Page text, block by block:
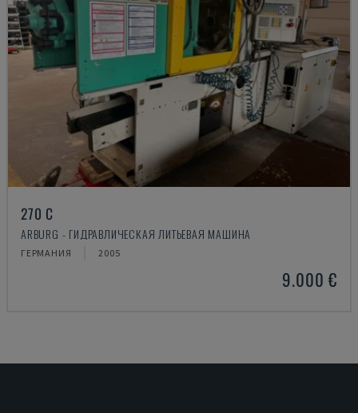
270 C
ARBURG - ГИДРАВЛИЧЕСКАЯ ЛИТЬЕВАЯ МАШИНА
ГЕРМАНИЯ 2005
9.000 €